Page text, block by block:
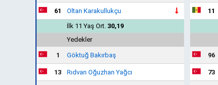
61
Oltan Karakullukçu
İlk 11 Yaş Ort. 30,19
Yedekler
1 Göktuğ Bakırbaş
13 Rıdvan Oğuzhan Yağcı
11
96
73